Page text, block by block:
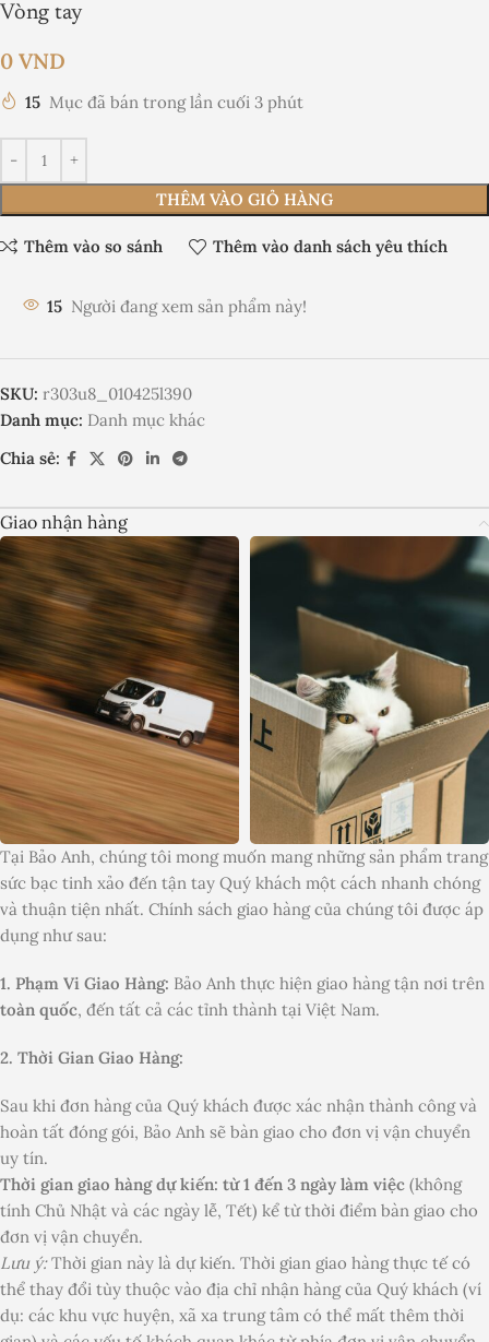
Vòng tay
0 VND
15 Mục đã bán trong lần cuối 3 phút
THÊM VÀO GIỎ HÀNG
Thêm vào so sánh Thêm vào danh sách yêu thích
15 Người đang xem sản phẩm này!
SKU: r303u8_010425l390
Danh mục: Danh mục khác
Chia sẻ:
Giao nhận hàng
Tại Bảo Anh, chúng tôi mong muốn mang những sản phẩm trang
sức bạc tinh xảo đến tận tay Quý khách một cách nhanh chóng
và thuận tiện nhất. Chính sách giao hàng của chúng tôi được áp
dụng như sau:
1. Phạm Vi Giao Hàng: Bảo Anh thực hiện giao hàng tận nơi trên
toàn quốc, đến tất cả các tỉnh thành tại Việt Nam.
2. Thời Gian Giao Hàng:
Sau khi đơn hàng của Quý khách được xác nhận thành công và
hoàn tất đóng gói, Bảo Anh sẽ bàn giao cho đơn vị vận chuyển
uy tín.
Thời gian giao hàng dự kiến: từ 1 đến 3 ngày làm việc (không
tính Chủ Nhật và các ngày lễ, Tết) kể từ thời điểm bàn giao cho
đơn vị vận chuyển.
Lưu ý:Thời gian này là dự kiến. Thời gian giao hàng thực tế có
thể thay đổi tùy thuộc vào địa chỉ nhận hàng của Quý khách (ví
dụ: các khu vực huyện, xã xa trung tâm có thể mất thêm thời